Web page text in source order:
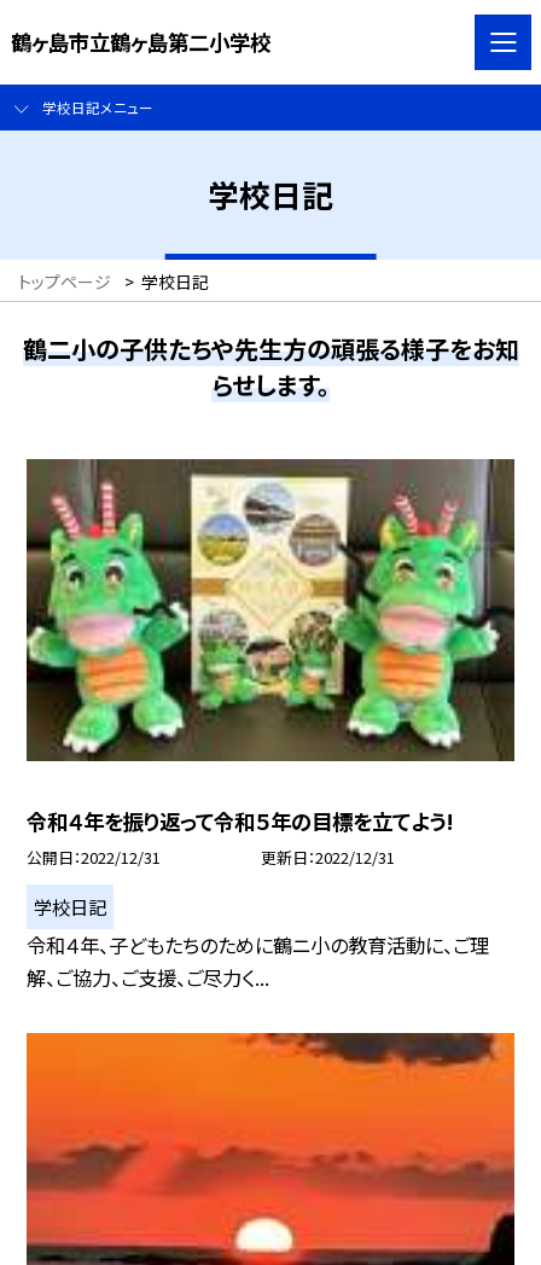
鶴ヶ島市立鶴ヶ島第二小学校
学校日記メニュー
学校日記
トップページ > 学校日記
鶴二小の子供たちや先生方の頑張る様子をお知
らせします。
令和４年を振り返って令和５年の目標を立てよう!
公開日 2022/12/31 更新日 2022/12/31
学校日記
令和４年、子どもたちのために鶴ニ小の教育活動に、ご理
解、ご協力、ご支援、ご尽力く...